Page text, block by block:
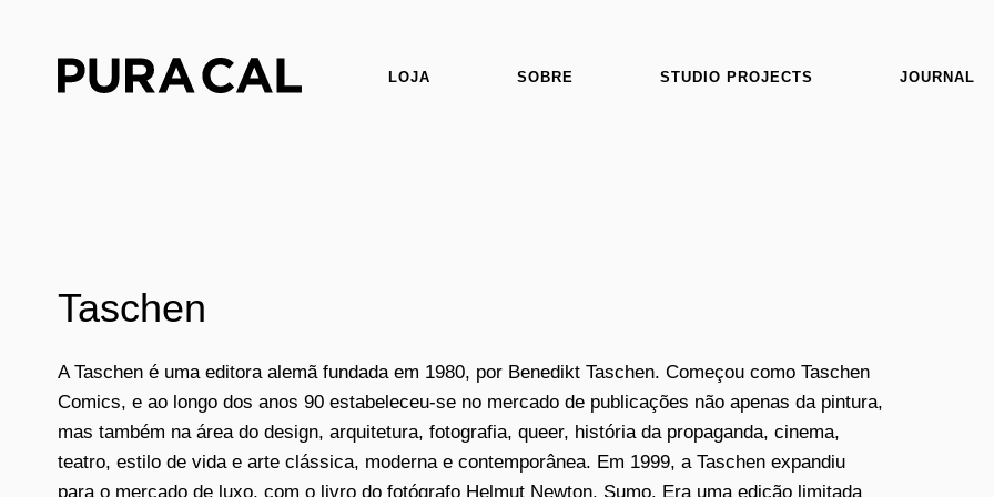
LOJA SOBRE STUDIO PROJECTS JOURNAL
Taschen
A Taschen é uma editora alemã fundada em 1980, por Benedikt Taschen. Começou como Taschen
Comics, e ao longo dos anos 90 estabeleceu-se no mercado de publicações não apenas da pintura,
mas também na área do design, arquitetura, fotografia, queer, história da propaganda, cinema,
teatro, estilo de vida e arte clássica, moderna e contemporânea. Em 1999, a Taschen expandiu
para o mercado de luxo, com o livro do fotógrafo Helmut Newton, Sumo. Era uma edição limitada